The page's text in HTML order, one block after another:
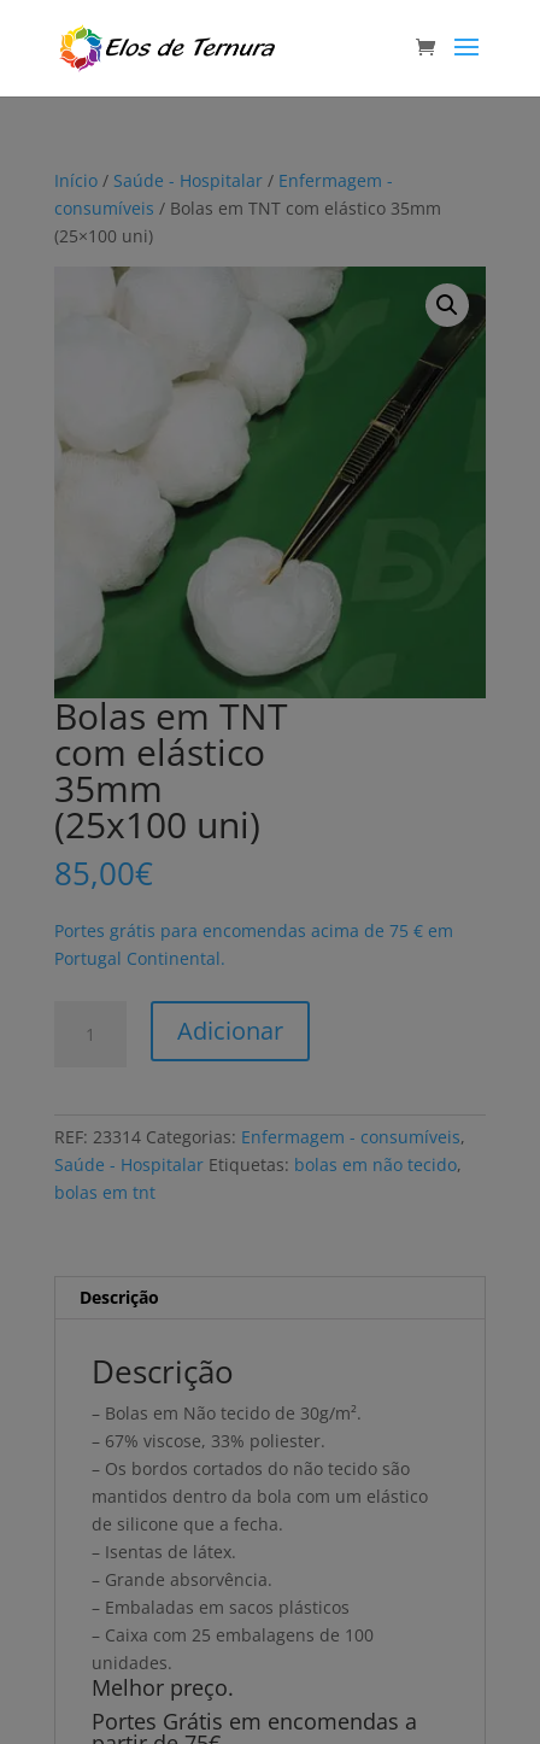
Início/ Saúde - Hospitalar/ Enfermagem -
consumíveis / Bolas em TNT com elástico 35mm
(25×100 uni)
Bolas em TNT
com elástico
35mm
(25x100 uni)
85,00€
Portes grátis para encomendas acima de 75 € em
Portugal Continental.
com
elástico
Adicionar
REF: 23314 Categorias: Enfermagem - consumíveis,
Saúde - Hospitalar Etiquetas: bolas em não tecido,
bolas em tnt
Descrição
Descrição
– Bolas em Não tecido de 30g/m².
– 67% viscose, 33% poliester.
– Os bordos cortados do não tecido são
mantidos dentro da bola com um elástico
de silicone que a fecha.
– Isentas de látex.
– Grande absorvência.
– Embaladas em sacos plásticos
– Caixa com 25 embalagens de 100
unidades.
Melhor preço.
Portes Grátis em encomendas a